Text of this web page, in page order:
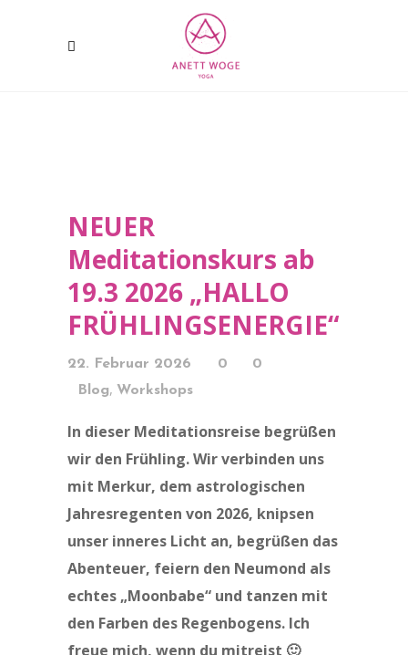
NEUER
Meditationskurs ab
19.3 2026 „HALLO
FRÜHLINGSENERGIE“
22. Februar 2026 0
0
Blog, Workshops
In dieser Meditationsreise begrüßen
wir den Frühling. Wir verbinden uns
mit Merkur, dem astrologischen
Jahresregenten von 2026, knipsen
unser inneres Licht an, begrüßen das
Abenteuer, feiern den Neumond als
echtes „Moonbabe“ und tanzen mit
den Farben des Regenbogens. Ich
freue mich, wenn du mitreist 🙂